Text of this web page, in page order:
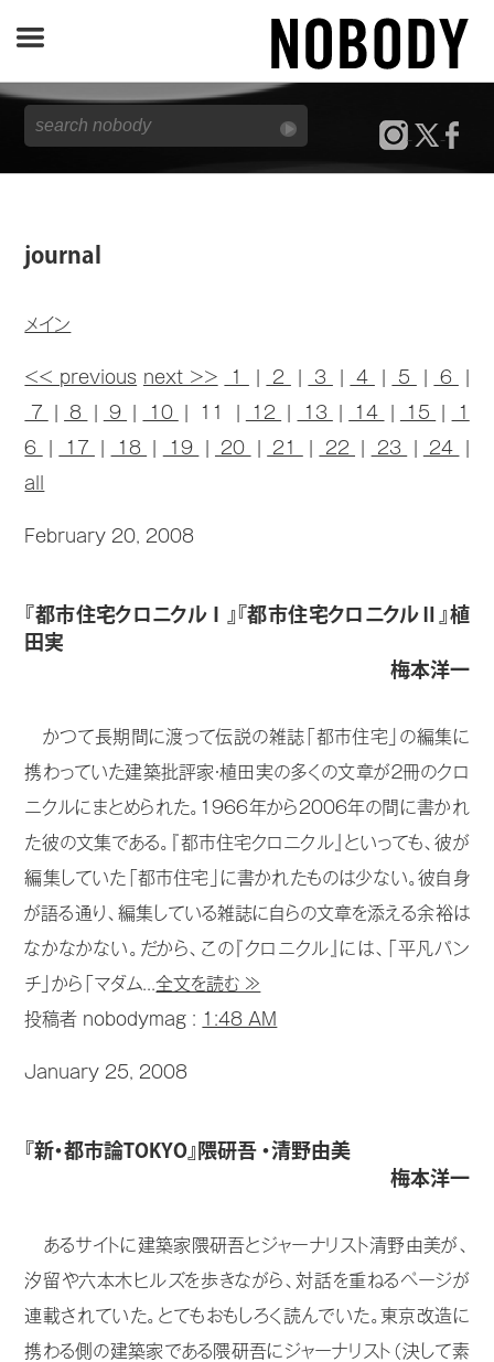
JOURNAL
SPECIAL
REPORT
journal
メイン
<< previous next >> 1 2 3 4 5 6
7
8 9 10 | 11 | 12 13 14 15
1
6
17 18 19 20 21 22 23 24
all
February 20, 2008
『都市住宅クロニクルⅠ』『都市住宅クロニクルⅡ』植
田実
梅本洋一
かつて長期間に渡って伝説の雑誌「都市住宅」の編集に
携わっていた建築批評家・植田実の多くの文章が２冊のクロ
ニクルにまとめられた。1966年から2006年の間に書かれ
た彼の文集である。『都市住宅クロニクル』といっても、彼が
編集していた「都市住宅」に書かれたものは少ない。彼自身
が語る通り、編集している雑誌に自らの文章を添える余裕は
なかなかない。だから、この『クロニクル』には、「平凡パン
チ」から「マダム...全文を読む ≫
投稿者 nobodymag : 1:48 AM
January 25, 2008
『新・都市論TOKYO』隈研吾 ・清野由美
梅本洋一
あるサイトに建築家隈研吾とジャーナリスト清野由美が、
汐留や六本木ヒルズを歩きながら、対話を重ねるページが
連載されていた。とてもおもしろく読んでいた。東京改造に
携わる側の建築家である隈研吾にジャーナリスト（決して素